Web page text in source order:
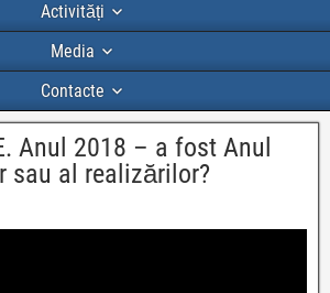
Activități
Media
Contacte
Anul 2018 – a fost Anul
sau al realizărilor?